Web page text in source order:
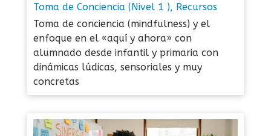
Toma de Conciencia (Nivel 1 ), Recursos
Toma de conciencia (mindfulness) y el
enfoque en el «aquí y ahora» con
alumnado desde infantil y primaria con
dinámicas lúdicas, sensoriales y muy
concretas